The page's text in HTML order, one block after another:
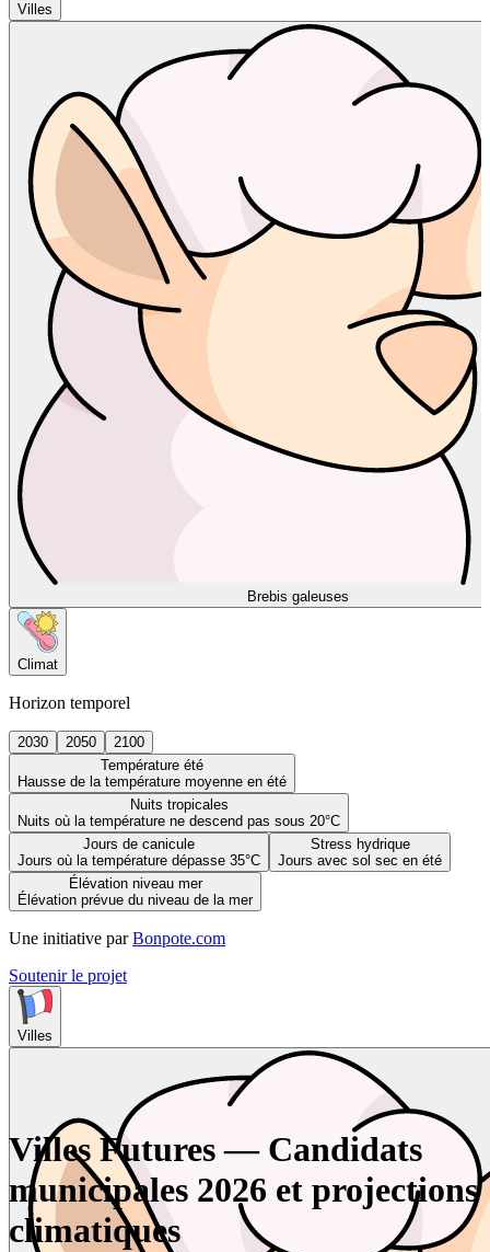
Villes
Brebis galeuses
Climat
Horizon temporel
2030 2050
2100
Température été
Hausse de la température moyenne en été
Nuits tropicales
Nuits où la température ne descend pas sous 20°C
Jours de canicule
Jours où la température dépasse 35°C
Stress hydrique
Jours avec sol sec en été
Élévation niveau mer
Élévation prévue du niveau de la mer
Une initiative par Bonpote.com
Soutenir le projet
Villes
Villes Futures — Candidats
municipales 2026 et projections
climatiques